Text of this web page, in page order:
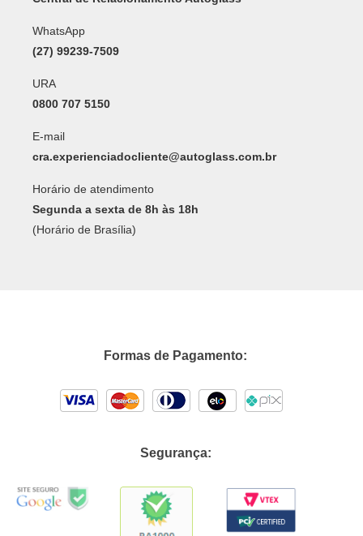
WhatsApp
(27) 99239-7509
URA
0800 707 5150
E-mail
cra.experienciadocliente@autoglass.com.br
Horário de atendimento
Segunda a sexta de 8h às 18h
(Horário de Brasília)
Formas de Pagamento:
Segurança: